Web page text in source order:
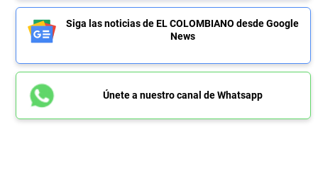
Siga las noticias de EL COLOMBIANO desde Google
News
Únete a nuestro canal de Whatsapp